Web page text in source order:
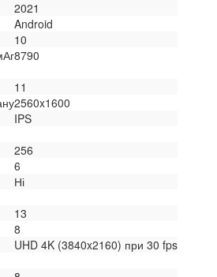
2021
Android
10
8790
11
2560x1600
IPS
256
6
Ні
13
8
UHD 4K (3840x2160) при 30 fps